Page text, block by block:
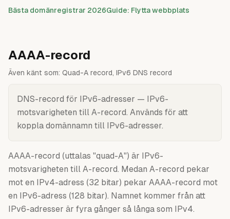
Bästa domänregistrar 2026Guide: Flytta webbplats
AAAA-record
Även känt som: Quad-A record, IPv6 DNS record
DNS-record för IPv6-adresser — IPv6-
motsvarigheten till A-record. Används för att
koppla domännamn till IPv6-adresser.
AAAA-record (uttalas "quad-A") är IPv6-
motsvarigheten till A-record. Medan A-record pekar
mot en IPv4-adress (32 bitar) pekar AAAA-record mot
en IPv6-adress (128 bitar). Namnet kommer från att
IPv6-adresser är fyra gånger så långa som IPv4.